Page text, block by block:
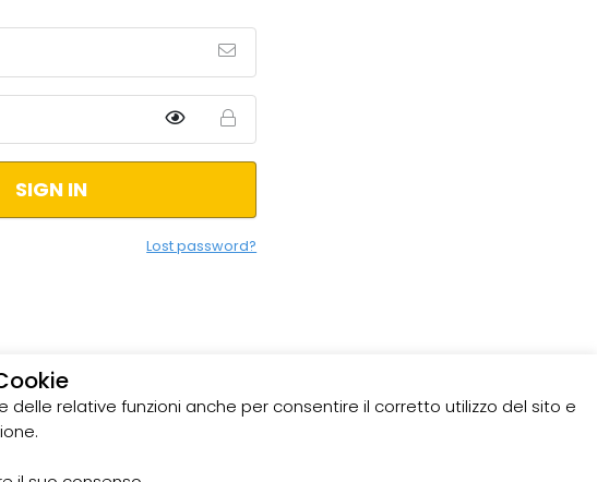
SIGN IN
Lost password?
relative funzioni anche per consentire il corretto utilizzo del sito e